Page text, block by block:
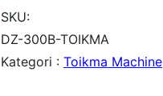
t
i
t
SKU:
DZ-300B-TOIKMA
Kategori : Toikma Machine